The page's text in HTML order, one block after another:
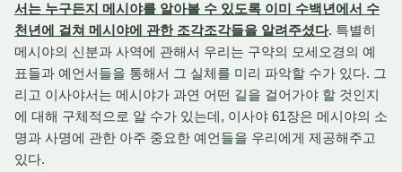
서는 누구든지 메시야를 알아볼 수 있도록 이미 수백년에서 수
천년에 걸쳐 메시야에 관한 조각조각들을 알려주셨다. 특별히
메시야의 신분과 사역에 관해서 우리는 구약의 모세오경의 예
표들과 예언서들을 통해서 그 실체를 미리 파악할 수가 있다. 그
리고 이사야서는 메시야가 과연 어떤 길을 걸어가야 할 것인지
에 대해 구체적으로 알 수가 있는데, 이사야 61장은 메시야의 소
명과 사명에 관한 아주 중요한 예언들을 우리에게 제공해주고
있다.